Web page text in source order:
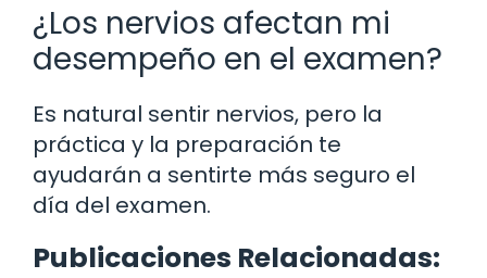
¿Los nervios afectan mi
desempeño en el examen?
Es natural sentir nervios, pero la
práctica y la preparación te
ayudarán a sentirte más seguro el
día del examen.
Publicaciones Relacionadas: